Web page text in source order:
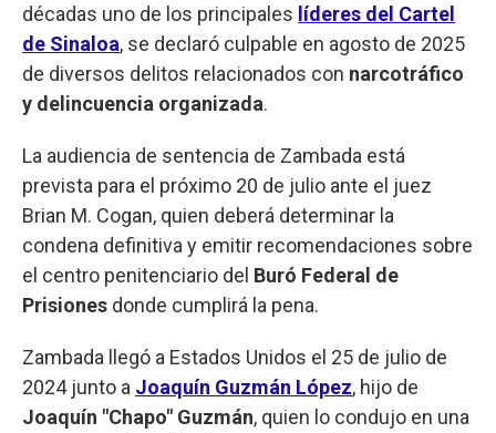
décadas uno de los principales líderes del Cartel
de Sinaloa, se declaró culpable en agosto de 2025
de diversos delitos relacionados con narcotráfico
y delincuencia organizada.
La audiencia de sentencia de Zambada está
prevista para el próximo 20 de julio ante el juez
Brian M. Cogan, quien deberá determinar la
condena definitiva y emitir recomendaciones sobre
el centro penitenciario del Buró Federal de
Prisiones donde cumplirá la pena.
Zambada llegó a Estados Unidos el 25 de julio de
2024 junto a Joaquín Guzmán López, hijo de
Joaquín "Chapo" Guzmán, quien lo condujo en una